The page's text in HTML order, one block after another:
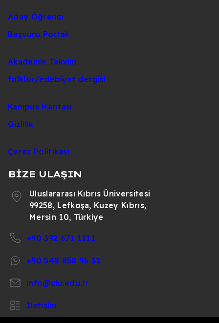
Aday Öğrenci
Başvuru Portalı
Akademik Takvim
folklor/edebiyat dergisi
Kampüs Haritası
Gizlilik
Çerez Politikası
BİZE ULAŞIN
Uluslararası Kıbrıs Üniversitesi
99258, Lefkoşa, Kuzey Kıbrıs,
Mersin 10, Türkiye
+90 392 671 1111
+90 548 858 96 31
info@ciu.edu.tr
İletişim